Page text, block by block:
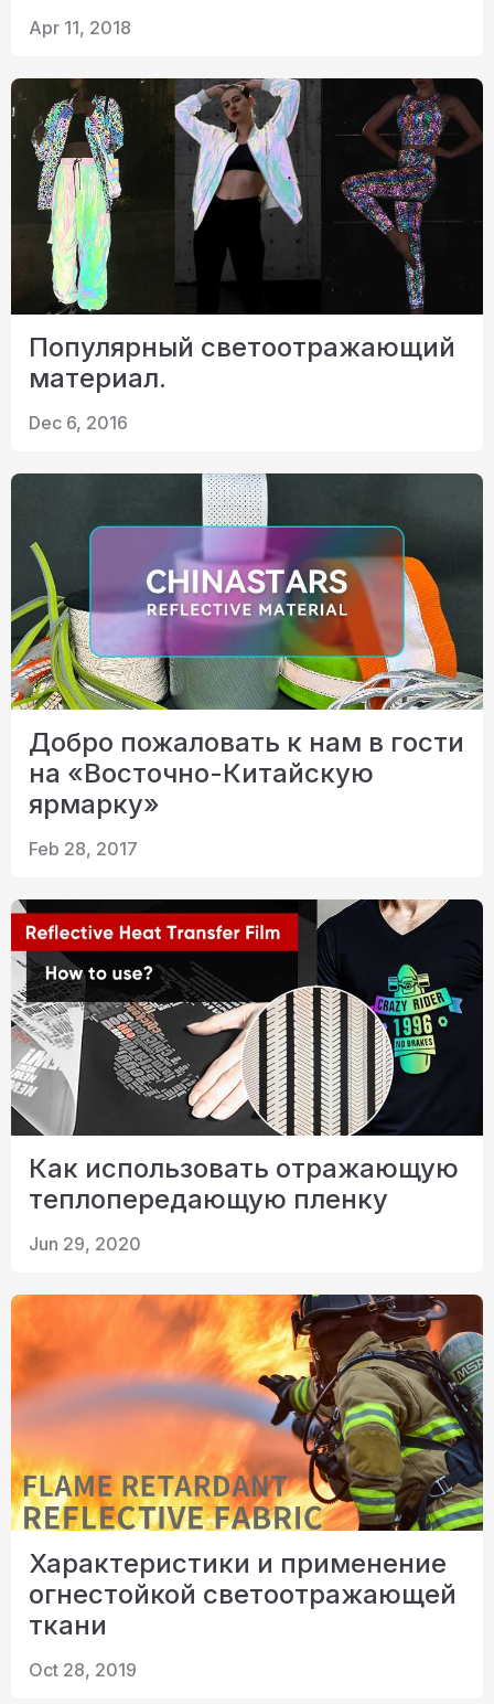
Apr 11, 2018
Популярный светоотражающий
материал.
Dec 6, 2016
Добро пожаловать к нам в гости
на «Восточно-Китайскую
ярмарку»
Feb 28, 2017
Как использовать отражающую
теплопередающую пленку
Jun 29, 2020
Характеристики и применение
огнестойкой светоотражающей
ткани
Oct 28, 2019